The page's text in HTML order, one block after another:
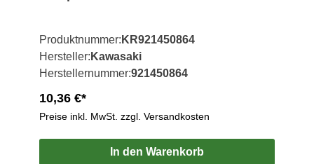
Produktnummer: KR921450864
Hersteller: Kawasaki
Herstellernummer:921450864
10,36 €*
Preise inkl. MwSt. zzgl. Versandkosten
In den Warenkorb